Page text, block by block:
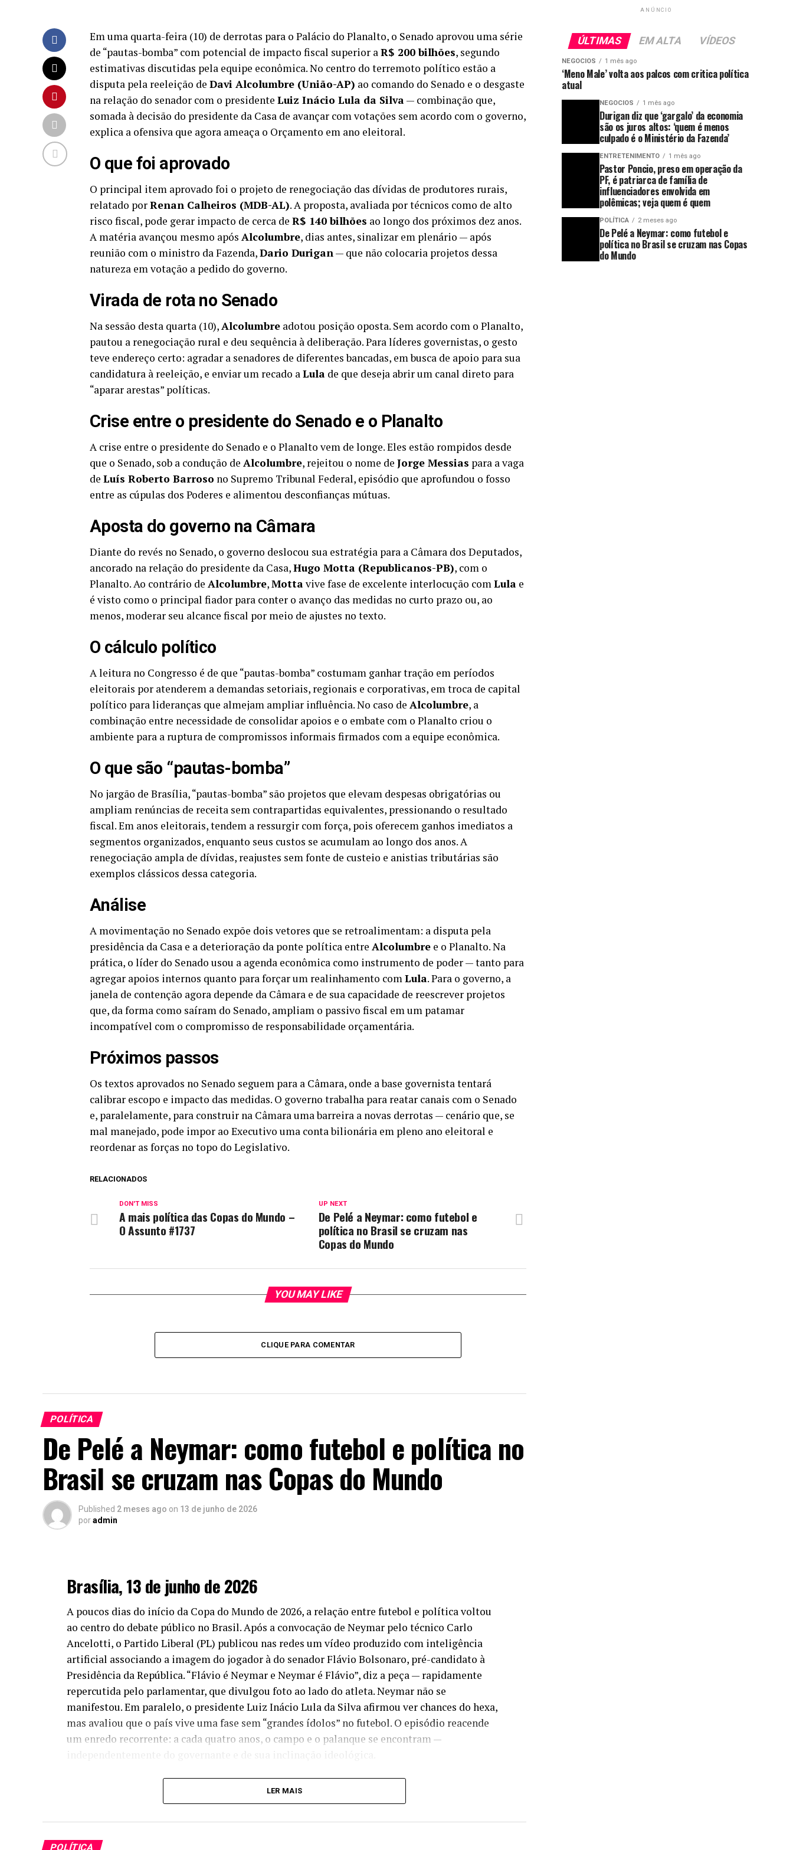
Em uma quarta-feira (10) de derrotas para o Palácio do Planalto, o Senado aprovou uma série
de “pautas-bomba” com potencial de impacto fiscal superior aR$ 200 bilhões, segundo
estimativas discutidas pela equipe econômica. No centro do terremoto político estão a
disputa pela reeleição de Davi Alcolumbre (União-AP) ao comando do Senado e o desgaste
na relação do senador com o presidente Luiz Inácio Lula da Silva— combinação que,
somada à decisão do presidente da Casa de avançar com votações sem acordo com o governo,
explica a ofensiva que agora ameaça o Orçamento em ano eleitoral.
O que foi aprovado
O principal item aprovado foi o projeto de renegociação das dívidas de produtores rurais,
relatado porRenan Calheiros (MDB-AL). A proposta, avaliada por técnicos como de alto
risco fiscal, pode gerar impacto de cerca de R$ 140 bilhões ao longo dos próximos dez anos.
A matéria avançou mesmo após Alcolumbre, dias antes, sinalizar em plenário — após
reunião com o ministro da Fazenda,Dario Durigan— que não colocaria projetos dessa
natureza em votação a pedido do governo.
Virada de rota no Senado
Na sessão desta quarta (10),Alcolumbre adotou posição oposta. Sem acordo com o Planalto,
pautou a renegociação rural e deu sequência à deliberação. Para líderes governistas, o gesto
teve endereço certo: agradar a senadores de diferentes bancadas, em busca de apoio para sua
candidatura à reeleição, e enviar um recado aLula de que deseja abrir um canal direto para
“aparar arestas” políticas.
Crise entre o presidente do Senado e o Planalto
A crise entre o presidente do Senado e o Planalto vem de longe. Eles estão rompidos desde
que o Senado, sob a condução de Alcolumbre, rejeitou o nome de Jorge Messias para a vaga
de Luís Roberto Barroso no Supremo Tribunal Federal, episódio que aprofundou o fosso
entre as cúpulas dos Poderes e alimentou desconfianças mútuas.
Aposta do governo na Câmara
Diante do revés no Senado, o governo deslocou sua estratégia para a Câmara dos Deputados,
ancorado na relação do presidente da Casa,Hugo Motta (Republicanos-PB), com o
Planalto. Ao contrário de Alcolumbre,Mottavive fase de excelente interlocução comLula e
é visto como o principal fiador para conter o avanço das medidas no curto prazo ou, ao
menos, moderar seu alcance fiscal por meio de ajustes no texto.
O cálculo político
A leitura no Congresso é de que “pautas-bomba” costumam ganhar tração em períodos
eleitorais por atenderem a demandas setoriais, regionais e corporativas, em troca de capital
político para lideranças que almejam ampliar influência. No caso de Alcolumbre, a
combinação entre necessidade de consolidar apoios e o embate com o Planalto criou o
ambiente para a ruptura de compromissos informais firmados com a equipe econômica.
O que são “pautas-bomba”
No jargão de Brasília, “pautas-bomba” são projetos que elevam despesas obrigatórias ou
ampliam renúncias de receita sem contrapartidas equivalentes, pressionando o resultado
fiscal. Em anos eleitorais, tendem a ressurgir com força, pois oferecem ganhos imediatos a
segmentos organizados, enquanto seus custos se acumulam ao longo dos anos. A
renegociação ampla de dívidas, reajustes sem fonte de custeio e anistias tributárias são
exemplos clássicos dessa categoria.
Análise
A movimentação no Senado expõe dois vetores que se retroalimentam: a disputa pela
presidência da Casa e a deterioração da ponte política entre Alcolumbre e o Planalto. Na
prática, o líder do Senado usou a agenda econômica como instrumento de poder — tanto para
agregar apoios internos quanto para forçar um realinhamento comLula. Para o governo, a
janela de contenção agora depende da Câmara e de sua capacidade de reescrever projetos
que, da forma como saíram do Senado, ampliam o passivo fiscal em um patamar
incompatível com o compromisso de responsabilidade orçamentária.
Próximos passos
Os textos aprovados no Senado seguem para a Câmara, onde a base governista tentará
calibrar escopo e impacto das medidas. O governo trabalha para reatar canais com o Senado
e, paralelamente, para construir na Câmara uma barreira a novas derrotas — cenário que, se
mal manejado, pode impor ao Executivo uma conta bilionária em pleno ano eleitoral e
reordenar as forças no topo do Legislativo.
RELACIONADOS
UP NEXT
De Pelé a Neymar: como futebol e
política no Brasil se cruzam nas
Copas do Mundo
DON'T MISS
A mais política das Copas do Mundo –
O Assunto #1737
YOU MAY LIKE
CLIQUE PARA COMENTAR
POLÍTICA
De Pelé a Neymar: como futebol e política no
Brasil se cruzam nas Copas do Mundo
Published 2 meses ago on 13 de junho de 2026
poradmin
Brasília, 13 de junho de 2026
A poucos dias do início da Copa do Mundo de 2026, a relação entre futebol e política voltou
ao centro do debate público no Brasil. Após a convocação de Neymar pelo técnico Carlo
Ancelotti, o Partido Liberal (PL) publicou nas redes um vídeo produzido com inteligência
artificial associando a imagem do jogador à do senador Flávio Bolsonaro, pré-candidato à
Presidência da República. “Flávio é Neymar e Neymar é Flávio”, diz a peça — rapidamente
repercutida pelo parlamentar, que divulgou foto ao lado do atleta. Neymar não se
manifestou. Em paralelo, o presidente Luiz Inácio Lula da Silva afirmou ver chances do hexa,
mas avaliou que o país vive uma fase sem “grandes ídolos” no futebol. O episódio reacende
um enredo recorrente: a cada quatro anos, o campo e o palanque se encontram —
Antes da bola rolar: política em campo
geração brasileira”, observa Bruna Barenco, mestre e doutoranda em História (UFF). Em ambiente
LER MAIS
POLÍTICA
ANÚNCIO
ÚLTIMAS EM ALTA VÍDEOS
NEGOCIOS 1 mês ago
‘Meno Male’ volta aos palcos com critica política
atual
NEGOCIOS 1 mês ago
Durigan diz que ‘gargalo’ da economia
são os juros altos: ‘quem é menos
culpado é o Ministério da Fazenda’
ENTRETENIMENTO 1 mês ago
Pastor Poncio, preso em operação da
PF, é patriarca de família de
influenciadores envolvida em
polêmicas; veja quem é quem
POLÍTICA 2 meses ago
De Pelé a Neymar: como futebol e
política no Brasil se cruzam nas Copas
do Mundo